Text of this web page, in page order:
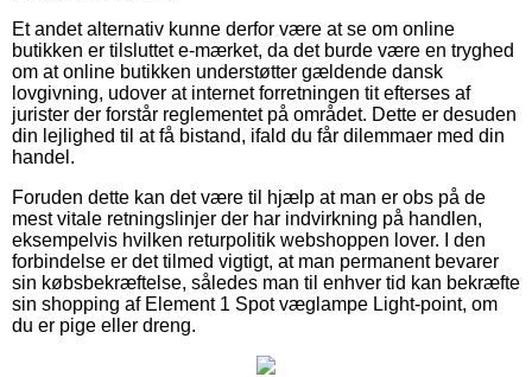
Et andet alternativ kunne derfor være at se om online
butikken er tilsluttet e-mærket, da det burde være en tryghed
om at online butikken understøtter gældende dansk
lovgivning, udover at internet forretningen tit efterses af
jurister der forstår reglementet på området. Dette er desuden
din lejlighed til at få bistand, ifald du får dilemmaer med din
handel.
Foruden dette kan det være til hjælp at man er obs på de
mest vitale retningslinjer der har indvirkning på handlen,
eksempelvis hvilken returpolitik webshoppen lover. I den
forbindelse er det tilmed vigtigt, at man permanent bevarer
sin købsbekræftelse, således man til enhver tid kan bekræfte
sin shopping af Element 1 Spot væglampe Light-point, om
du er pige eller dreng.